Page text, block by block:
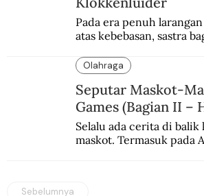
Pada era penuh
atas kebebasan, sastra
Olahraga
Seputar Maskot-
Games (Bagian II –
Selalu ada cerita di balik
maskot. Termasuk pada
Sebelumnya